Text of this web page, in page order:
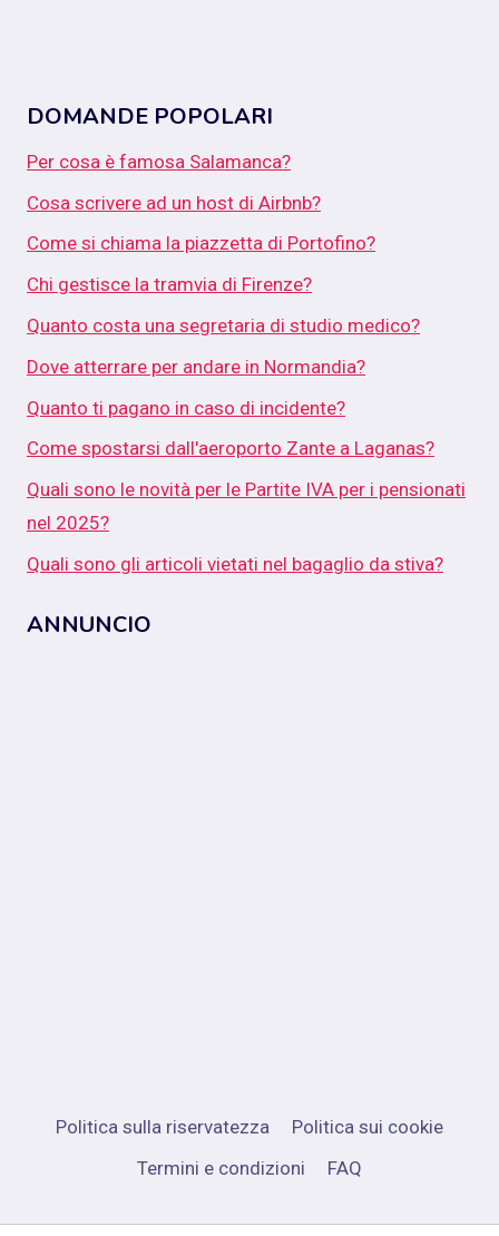
DOMANDE POPOLARI
Per cosa è famosa Salamanca?
Cosa scrivere ad un host di Airbnb?
Come si chiama la piazzetta di Portofino?
Chi gestisce la tramvia di Firenze?
Quanto costa una segretaria di studio medico?
Dove atterrare per andare in Normandia?
Quanto ti pagano in caso di incidente?
Come spostarsi dall'aeroporto Zante a Laganas?
Quali sono le novità per le Partite IVA per i pensionati
nel 2025?
Quali sono gli articoli vietati nel bagaglio da stiva?
ANNUNCIO
Politica sulla riservatezza
Politica sui cookie
Termini e condizioni
FAQ